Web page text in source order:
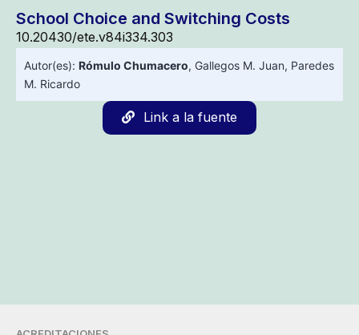
School Choice and Switching Costs
10.20430/ete.v84i334.303
Autor(es): Rómulo Chumacero, Gallegos M. Juan, Paredes
M. Ricardo
Link a la fuente